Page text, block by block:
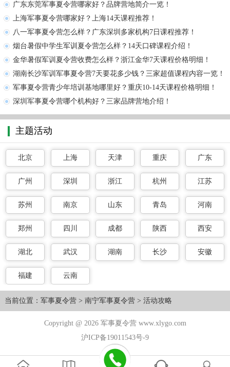
广东东莞军事夏令营哪家好？品牌营地简介一览！
上海军事夏令营哪家好？上海14天课程推荐！
八一军事夏令营怎么样？广东深圳多家机构7日课程推荐！
烟台暑假中学生军训夏令营怎么样？14天口碑课程介绍！
金华暑假军训夏令营收费怎么样？浙江金华7天课程价格明细！
湖南长沙军训军事夏令营7天要花多少钱？三家超值课程内容一览！
军事夏令营青少年培训基地哪里好？重庆10-14天课程价格明细！
深圳军事夏令营哪个机构好？三家品牌营地介绍！
主题活动
北京 上海 天津 重庆 广东
广州 深圳 浙江 杭州 江苏
苏州 南京 山东 青岛 河南
郑州 四川 成都 陕西 西安
湖北 武汉 湖南 长沙 安徽
福建 云南
当前位置： 军事夏令营> 南宁军事夏令营> 活动攻略
Copyright @ 2026 军事夏令营 www.xlygo.com
沪ICP备19011543号-9